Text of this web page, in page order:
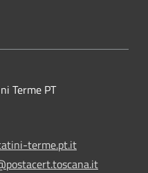
Terme PT
terme.pt.it